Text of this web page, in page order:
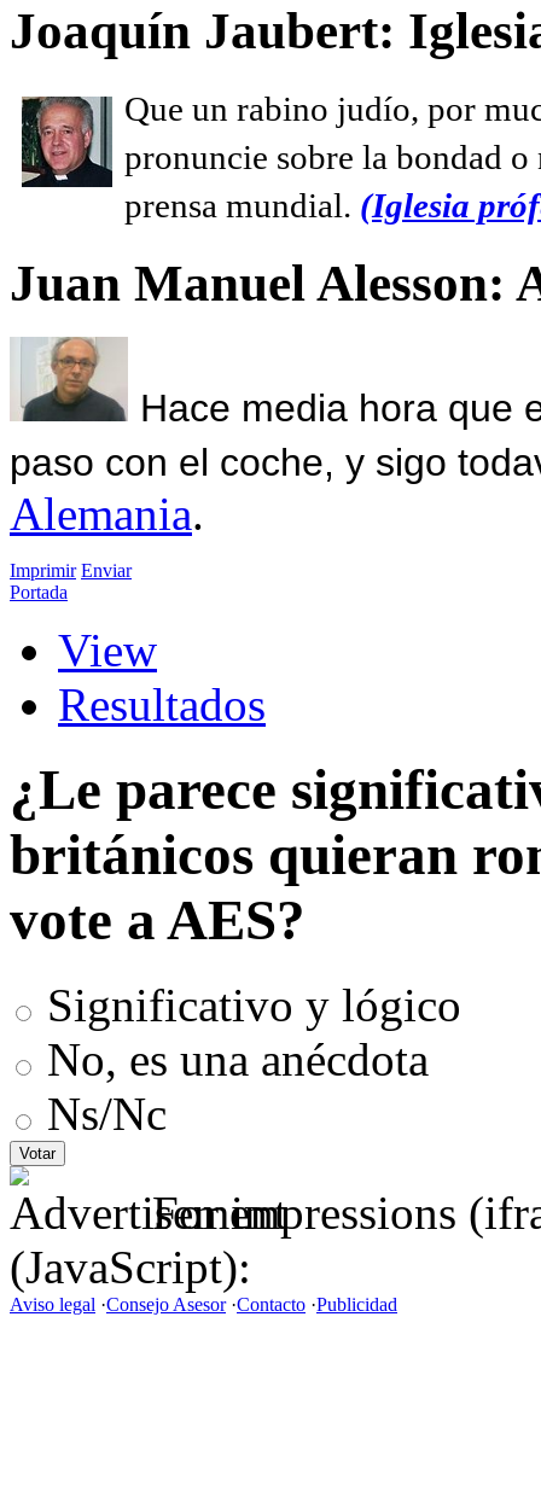
Joaquín Jaubert:
Que un rabino judío, por
pronuncie sobre la bondad
prensa mundial. (Iglesia
Juan Manuel Alesson:
Hace media hora que
paso con el coche, y sigo
Alemania.
Imprimir Enviar
Portada
View
Resultados
¿Le parece
británicos quieran
vote a AES?
Significativo y lógico
No, es una anécdota
Ns/Nc
For impressions
(JavaScript):
Aviso legal ·Consejo Asesor·Contacto ·Publicidad